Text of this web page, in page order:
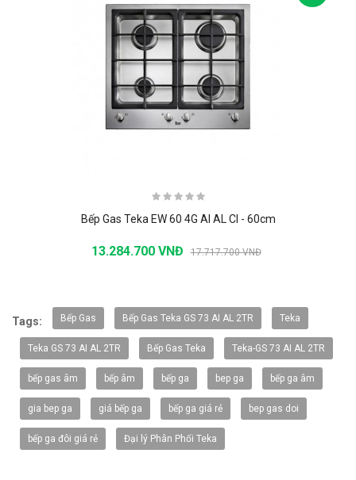
Bếp Gas Teka EW 60 4G AI AL CI - 60cm
13.284.700 VNĐ 17.717.700 VNĐ
Tags: Bếp Gas Bếp Gas Teka GS 73 AI AL 2TR Teka
Teka GS 73 AI AL 2TR Bếp Gas Teka Teka-GS 73 AI AL 2TR
bếp gas âm bếp âm bếp ga bep ga bếp ga âm
gia bep ga giá bếp ga bếp ga giá rẻ bep gas doi
bếp ga đôi giá rẻ Đại lý Phân Phối Teka